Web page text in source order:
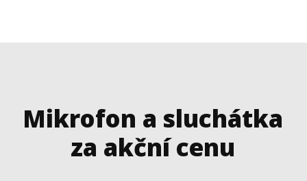
Mikrofon a sluchátka
za akční cenu